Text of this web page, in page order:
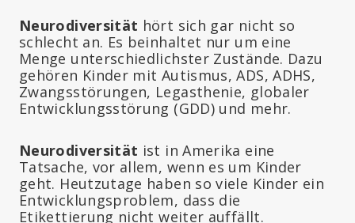
Neurodiversität hört sich gar nicht so
schlecht an. Es beinhaltet nur um eine
Menge unterschiedlichster Zustände. Dazu
gehören Kinder mit Autismus, ADS, ADHS,
Zwangsstörungen, Legasthenie, globaler
Entwicklungsstörung (GDD) und mehr.
Neurodiversität ist in Amerika eine
Tatsache, vor allem, wenn es um Kinder
geht. Heutzutage haben so viele Kinder ein
Entwicklungsproblem, dass die
Etikettierung nicht weiter auffällt.